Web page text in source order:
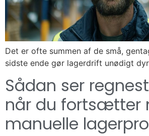
Det er ofte summen af de små,
sidste ende gør lagerdrift unødigt
Sådan ser
når du fortsætter
manuelle